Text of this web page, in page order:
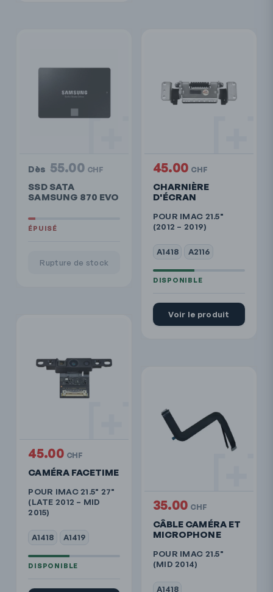
SSD SATA
SAMSUNG 870 EVO
Dès 55.00 CHF
Rupture de stock
CHARNIÈRE
D'ÉCRAN
POUR IMAC 21.5"
(2012 – 2019)
A1418 A2116
45.00 CHF
Voir le produit
CAMÉRA FACETIME
POUR IMAC 21.5" 27"
(LATE 2012 – MID
2015)
A1418 A1419
45.00 CHF
CÂBLE CAMÉRA ET
MICROPHONE
POUR IMAC 21.5"
(MID 2014)
A1418
35.00 CHF